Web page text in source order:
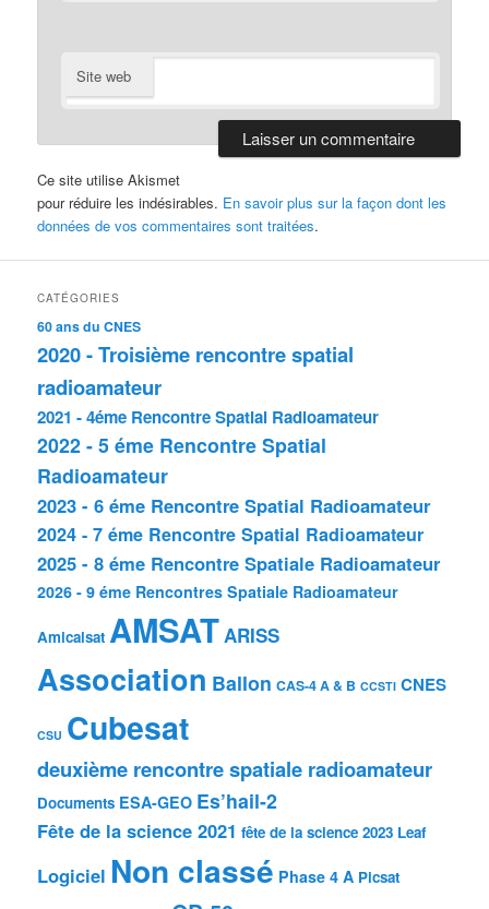
Site web
Ce site utilise Akismet
pour réduire les indésirables. En savoir plus sur la façon dont les
données de vos commentaires sont traitées.
CATÉGORIES
60 ans du CNES
2020 - Troisième rencontre spatial
radioamateur
2021 - 4éme Rencontre Spatial Radioamateur
2022 - 5 éme Rencontre Spatial
Radioamateur
2023 - 6 éme Rencontre Spatial Radioamateur
2024 - 7 éme Rencontre Spatial Radioamateur
2025 - 8 éme Rencontre Spatiale Radioamateur
2026 - 9 éme Rencontres Spatiale Radioamateur
Amicalsat AMSATARISS
Association Ballon CAS-4 A & B CCSTI CNES
CSU Cubesat
deuxième rencontre spatiale radioamateur
Documents ESA-GEO Es’hail-2
Fête de la science 2021 fête de la science 2023 Leaf
Logiciel Non classé Phase 4 A Picsat